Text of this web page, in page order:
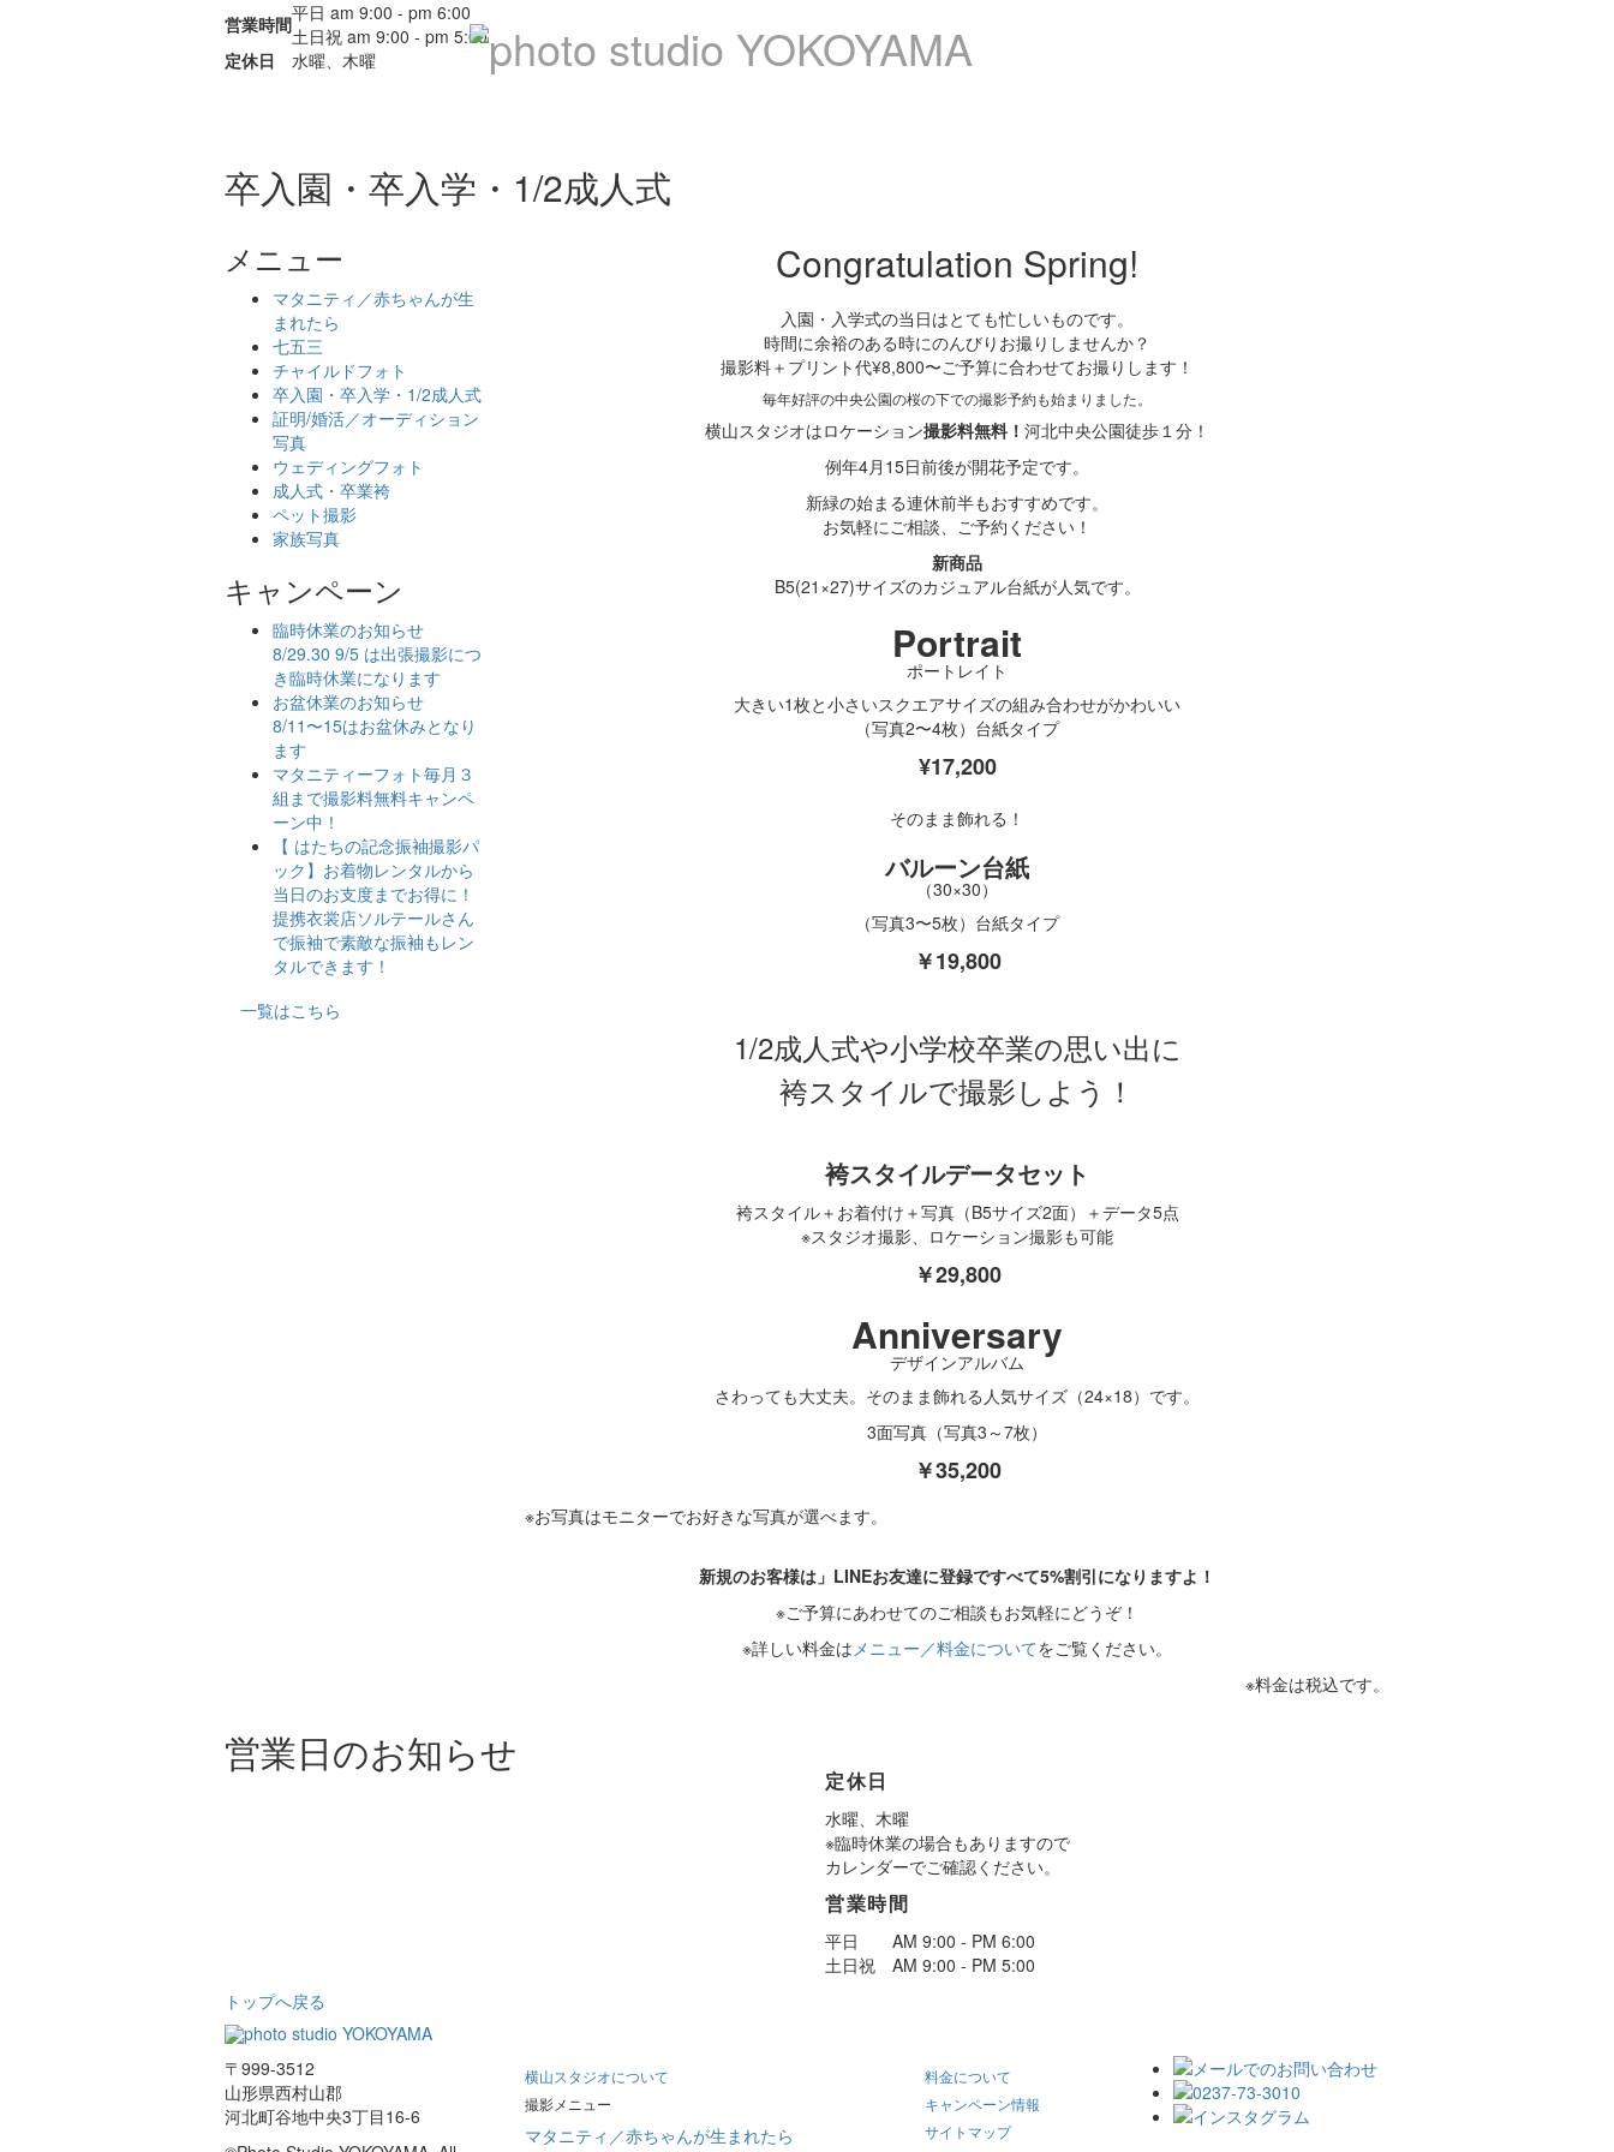
営業時間平日 am 9:00 - pm 6:00
土日祝 am 9:00 - pm 5:00
定休日
水曜、木曜
卒入園・卒入学・1/2成人式
メニュー
マタニティ／赤ちゃんが生
まれたら
七五三
チャイルドフォト
卒入園・卒入学・1/2成人式
証明/婚活／オーディション
写真
ウェディングフォト
成人式・卒業袴
ペット撮影
家族写真
キャンペーン
臨時休業のお知らせ
8/29.30 9/5 は出張撮影につ
き臨時休業になります
お盆休業のお知らせ
8/11〜15はお盆休みとなり
ます
マタニティーフォト毎月３
組まで撮影料無料キャンペ
ーン中！
【 はたちの記念振袖撮影パ
ック】お着物レンタルから
当日のお支度までお得に！
提携衣裳店ソルテールさん
で振袖で素敵な振袖もレン
タルできます！
一覧はこちら
Congratulation Spring!
入園・入学式の当日はとても忙しいものです。
時間に余裕のある時にのんびりお撮りしませんか？
撮影料＋プリント代¥8,800〜ご予算に合わせてお撮りします！
毎年好評の中央公園の桜の下での撮影予約も始まりました。
横山スタジオはロケーション撮影料無料！ 河北中央公園徒歩１分！
例年4月15日前後が開花予定です。
新緑の始まる連休前半もおすすめです。
お気軽にご相談、ご予約ください！
新商品
B5(21×27)サイズのカジュアル台紙が人気です。
Portrait
ポートレイト
大きい1枚と小さいスクエアサイズの組み合わせがかわいい
（写真2〜4枚）台紙タイプ
¥17,200
そのまま飾れる！
バルーン台紙
（30×30）
（写真3〜5枚）台紙タイプ
￥19,800
1/2成人式や小学校卒業の思い出に
袴スタイルで撮影しよう！
袴スタイルデータセット
袴スタイル＋お着付け＋写真（B5サイズ2面）＋データ5点
※スタジオ撮影、ロケーション撮影も可能
￥29,800
Anniversary
デザインアルバム
さわっても大丈夫。 そのまま飾れる人気サイズ （24×18） です。
3面写真（写真3～7枚）
￥35,200
※お写真はモニターでお好きな写真が選べます。
新規のお客様は」LINEお友達に登録ですべて5%割引になりますよ！
※ご予算にあわせてのご相談もお気軽にどうぞ！
※詳しい料金はメニュー／料金についてをご覧ください。
※料金は税込です。
営業日のお知らせ
定休日
水曜、木曜
※臨時休業の場合もありますので
カレンダーでご確認ください。
営業時間
平日 AM 9:00 - PM 6:00
土日祝 AM 9:00 - PM 5:00
トップへ戻る
〒999-3512
山形県西村山郡
河北町谷地中央3丁目16-6
横山スタジオについて
撮影メニュー
マタニティ／赤ちゃんが生まれたら
料金について
キャンペーン情報
サイトマップ